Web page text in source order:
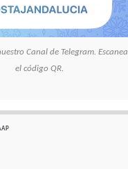
Canal de Telegram. Escanea
el código QR.